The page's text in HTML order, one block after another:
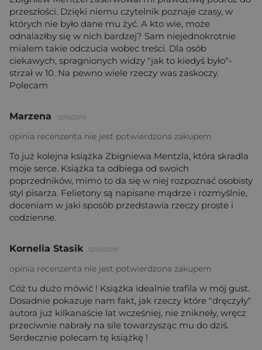
przeszłości. Dzięki niemu czytelnik poznaje czasy, w
których nie było dane mu żyć. A kto wie, może
odnalazłby się w nich bardzej? Sam niejednokrotnie
mialem takie odczucia wobec treści. Dla osób
ciekawych, spragnionych widzy "jak to kiedyś było"-
strzał w 10. Na pewno wiele rzeczy was zaskoczy.
Polecam
Marzena 12/10/2019
opinia recenzenta nie jest potwierdzona zakupem
To już kolejna książka Zbigniewa Mentzla, która skradla
moje serce. Książka ta odbiega od swoich
poprzedników, mimo to da się w niej rozpoznać osobisty
styl pisarza. Felietony są napisane mądrze i rozmyślnie,
doceniam w jaki sposób przedstawia rzeczy proste i
codzienne.
Kornelia Stasik 12/10/2019
opinia recenzenta nie jest potwierdzona zakupem
Cóż tu dużo mówić ! Książka idealnie trafila w mój gust.
Dosadnie pokazuje nam fakt, jak rzeczy które "dręczyły"
autora już kilkanaście lat wcześniej, nie znikneły, wręcz
przeciwnie nabrały na sile towarzysząc mu do dziś.
Serdecznie polecam tę książkę !